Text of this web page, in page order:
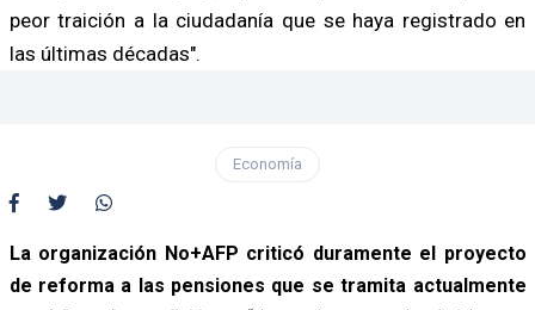
peor traición a la ciudadanía que se haya registrado en
las últimas décadas".
Economía
La organización No+AFP criticó duramente el proyecto
de reforma a las pensiones que se tramita actualmente